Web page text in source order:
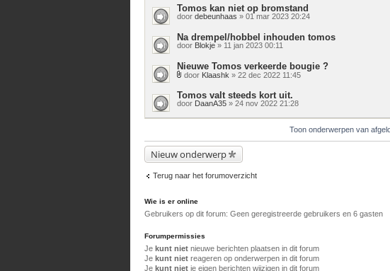
Tomos kan niet op bromstand
door debeunhaas » 01 mar 2023 20:24
Na drempel/hobbel inhouden tomos
door Blokje» 11 jan 2023 00:11
Nieuwe Tomos verkeerde bougie ?
door Klaashk » 22 dec 2022 11:45
Tomos valt steeds kort uit.
door DaanA35» 24 nov 2022 21:28
Toon onderwerpen van
Nieuw onderwerp
Terug naar het forumoverzicht
Wie is er online
Gebruikers op dit forum: Geen geregistreerde gebruikers en 6 gasten
Forumpermissies
Je kunt nietnieuwe berichten plaatsen in dit forum
Je kunt nietreageren op onderwerpen in dit forum
Je kunt nietje eigen berichten wijzigen in dit forum